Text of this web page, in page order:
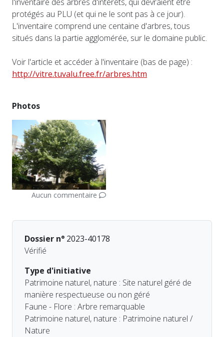
protégés au PLU (et qui ne le sont pas à ce jour).
L'inventaire comprend une centaine d'arbres, tous
situés dans la partie agglomérée, sur le domaine public.
Voir l'article et accéder à l'inventaire (bas de page) :
http://vitre.tuvalu.free.fr/arbres.htm
Photos
Aucun commentaire
Dossier n° 2023-40178
Vérifié
Type d'initiative
Patrimoine naturel, nature : Site naturel géré de
manière respectueuse ou non géré
Faune - Flore : Arbre remarquable
Patrimoine naturel, nature : Patrimoine naturel /
Nature